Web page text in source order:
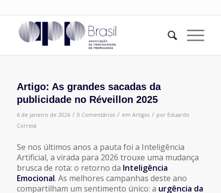
Artigo: As grandes sacadas da
publicidade no Réveillon 2025
6 de janeiro de 2026 / 0 Comentários / em Artigos / por Eduardo
Correia
Se nos últimos anos a pauta foi a Inteligência
Artificial, a virada para 2026 trouxe uma mudança
brusca de rota: o retorno da Inteligência
Emocional. As melhores campanhas deste ano
compartilham um sentimento único: a urgência da